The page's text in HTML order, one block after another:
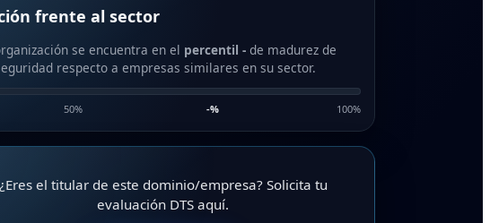
frente al sector
se encuentra en el percentil - de madurez de
respecto a empresas similares en su sector.
50% -% 100%
¿Eres el titular de este dominio/empresa? Solicita tu
evaluación DTS aquí.